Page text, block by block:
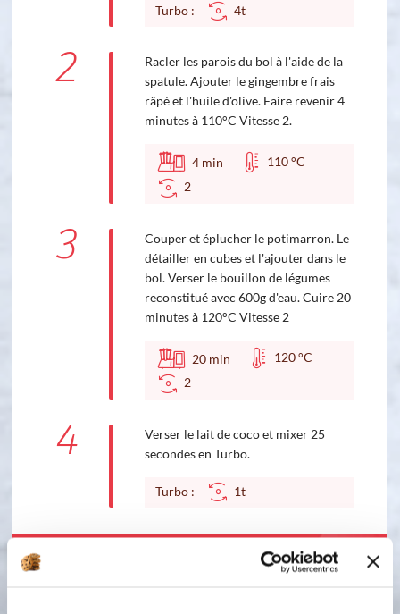
Turbo : 4t
2
Racler les parois du bol à l'aide de la
spatule. Ajouter le gingembre frais
râpé et l'huile d'olive. Faire revenir 4
minutes à 110°C Vitesse 2.
4 min
110 °C
2
3
Couper et éplucher le potimarron. Le
détailler en cubes et l'ajouter dans le
bol. Verser le bouillon de légumes
reconstitué avec 600g d'eau. Cuire 20
minutes à 120°C Vitesse 2
20 min
120 °C
2
4
Verser le lait de coco et mixer 25
secondes en Turbo.
Turbo : 1t
Bon appétit !